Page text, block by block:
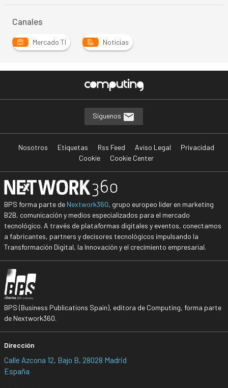
Canales
Mercado TI Noticias
Síguenos
Nosotros Etiquetas Rss Feed Aviso Legal
Privacidad
Cookie
Cookie Center
BPS forma parte de Nextwork360, grupo europeo líder en marketing
B2B, comunicación y medios especializados para el mercado
tecnológico. A través de plataformas digitales y eventos, conectamos
a fabricantes, partners y decisores tecnológicos impulsando la
Transformación Digital, la Innovación y el crecimiento empresarial.
BPS (Business Publications Spain), editora de Computing, forma parte
de Nextwork360.
Dirección
Calle Azcona 12, Bajo B, 28028 Madrid
España